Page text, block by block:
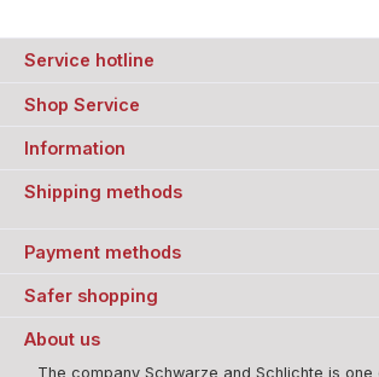
Service hotline
Shop Service
Information
Shipping methods
Payment methods
Safer shopping
About us
The company Schwarze and Schlichte is